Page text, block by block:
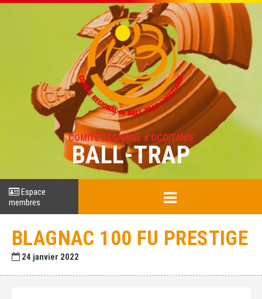
COMITÉ RÉGIONAL d'OCCITANIE
BALL-TRAP
Espace
membres
BLAGNAC 100 FU PRESTIGE
24 janvier 2022